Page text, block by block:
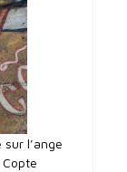
l’ange